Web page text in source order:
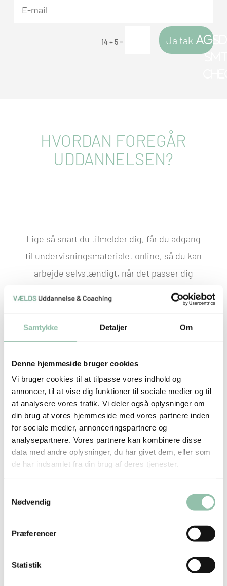
Samtykke Detaljer Om
Denne hjemmeside bruger cookies
Vi bruger cookies til at tilpasse vores indhold og
annoncer, til at vise dig funktioner til sociale medier og til
at analysere vores trafik. Vi deler også oplysninger om
din brug af vores hjemmeside med vores partnere inden
for sociale medier, annonceringspartnere og
analysepartnere. Vores partnere kan kombinere disse
data med andre oplysninger, du har givet dem, eller som
de har indsamlet fra din brug af deres tjenester.
Nødvendig
Præferencer
Statistik
14 + 5= Ja tak
HVORDAN FOREGÅR
UDDANNELSEN?
Lige så snart du tilmelder dig, får du adgang
til undervisningsmaterialet online, så du kan
arbejde selvstændigt, når det passer dig
op til 7 live online undervisninger med
individuelle sessioner, hvor vi gennemgår
vigtige emner, egne cases og spørgsmål.
vende tilbage til det, når du har behov.
Uddannelsen afsluttes efter 7 undervisninger